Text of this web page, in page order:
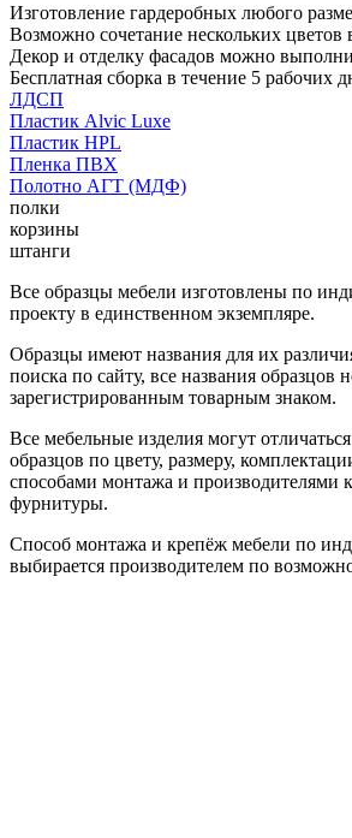
Изготовление гардеробных любого
Возможно сочетание нескольких цветов
Декор и отделку фасадов можно
Бесплатная сборка в течение 5 рабочих
ЛДСП
Пластик Alvic Luxe
Пластик HPL
Пленка ПВХ
Полотно АГТ (МДФ)
полки
корзины
штанги
Все образцы мебели изготовлены по
проекту в единственном экземпляре.
Образцы имеют названия для их
поиска по сайту, все названия образцов
зарегистрированным товарным знаком.
Все мебельные изделия могут
образцов по цвету, размеру,
способами монтажа и производителями
фурнитуры.
Способ монтажа и крепёж мебели по
выбирается производителем по